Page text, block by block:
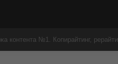
контента №1. Копирайтинг,